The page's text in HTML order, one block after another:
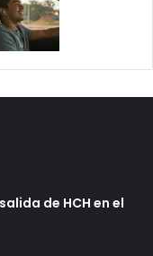
de HCH en el